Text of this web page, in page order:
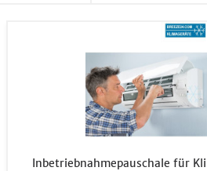
Inbetriebnahmepauschale für